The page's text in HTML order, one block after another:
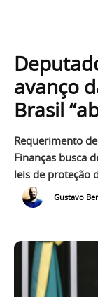
avanço
Brasil
Requerimento
Finanças busca
leis de proteção
Gustavo